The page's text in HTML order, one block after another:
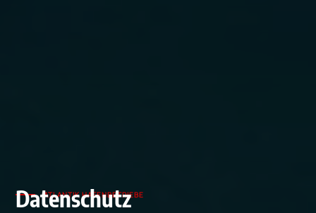
ATLANTIK HAFENBETRIEBE
Datenschutz